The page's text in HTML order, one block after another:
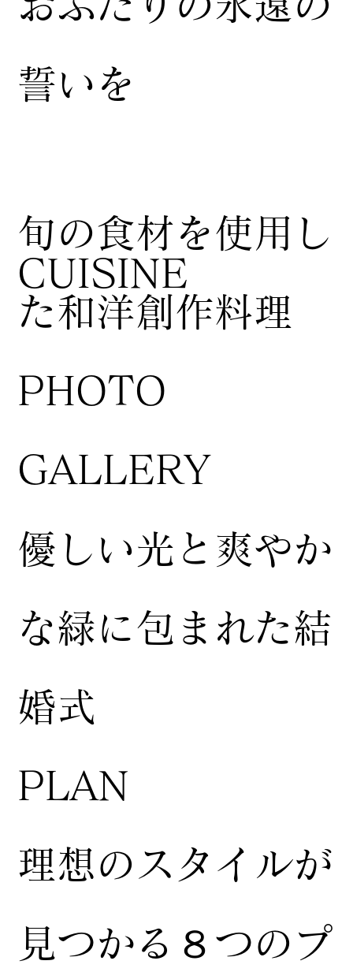
CUISINE
​旬の食材を使用し
た和洋創作料理
​PHOTO
GALLERY
​優しい光と爽やか
な緑に包まれた結
婚式
​PLAN
誓いを
​理想のスタイルが
見つかる８つのプ